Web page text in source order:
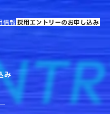
情報採用エントリーのお申し込み
み